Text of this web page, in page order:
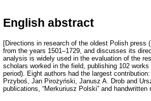
English abstract
[Directions in research of the oldest Polish press
from the years 1501–1729, and discusses its
analysis is widely used in the evaluation of the
scholars worked in the field, publishing 102
period). Eight authors had the largest
Przyboś, Jan Pirożyński, Janusz A. Drob and
publications, “Merkuriusz Polski” and